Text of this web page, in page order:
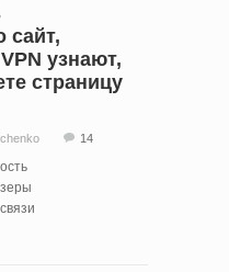
сайт,
узнают,
страницу
14